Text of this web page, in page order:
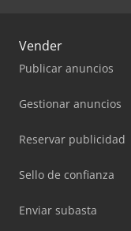
Vender
Publicar anuncios
Gestionar anuncios
Reservar publicidad
Sello de confianza
Enviar subasta